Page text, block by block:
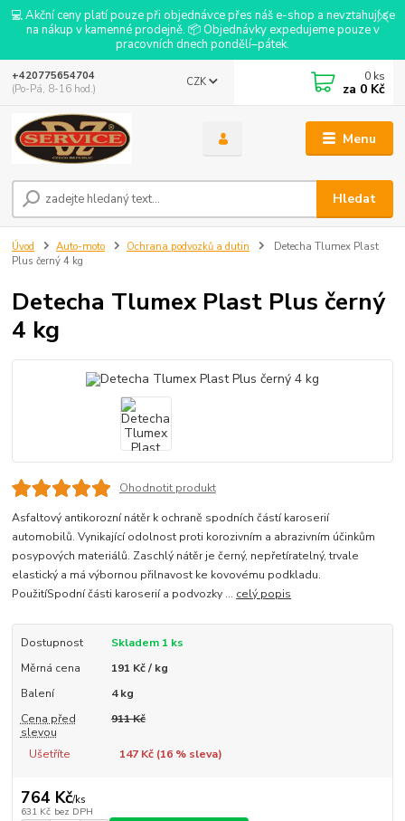
💻 Akční ceny platí pouze při objednávce přes náš e-shop a nevztahují se
na nákup v kamenné prodejně. 📦 Objednávky expedujeme pouze v
pracovních dnech pondělí–pátek.
Menu
CZK
Hledat
+420775654704
(Po-Pá, 8-16 hod.)
0 ks
za 0 Kč
Úvod Auto-moto Ochrana podvozků a dutin
Detecha Tlumex Plast
Plus černý 4 kg
Detecha Tlumex Plast Plus černý
4 kg
Ohodnotit produkt
Asfaltový antikorozní nátěr k ochraně spodních částí karoserií
automobilů. Vynikající odolnost proti korozivním a abrazivním účinkům
posypových materiálů. Zaschlý nátěr je černý, nepřetíratelný, trvale
elastický a má výbornou přilnavost ke kovovému podkladu.
PoužitíSpodní části karoserií a podvozky ... celý popis
Dostupnost
Skladem 1 ks
Měrná cena
191 Kč / kg
Balení
4 kg
Cena před
slevou
911 Kč
Ušetříte 147 Kč (16% sleva)
764 Kč/ks
631 Kč bez DPH